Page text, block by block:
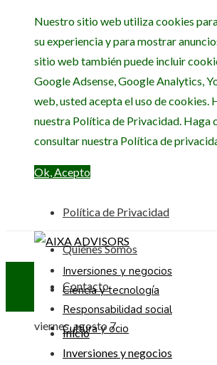
Nuestro sitio web utiliza cookies
su experiencia y para mostrar
sitio web también puede incluir
Google Adsense, Google Analytics,
web, usted acepta el uso de cookies.
nuestra Política de Privacidad. Haga
consultar nuestra Política de
Ok, Acepto
Política de Privacidad
Quiénes Somos
Contacto
viernes, agosto 7
Inversiones y negocios
Ciencia y tecnología
Responsabilidad social
Cultura y ocio
Inicio
Inversiones y negocios